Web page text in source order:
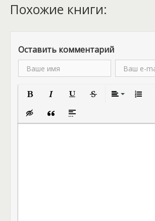
Похожие книги:
Оставить комментарий
Полужирный Подчеркнутый
Вставка скрытого текста
Вставка цитаты
Вставка спойлера